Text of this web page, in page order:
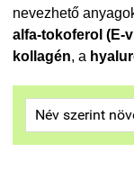
nevezhető
alfa-tokoferol (E-
kollagén, a